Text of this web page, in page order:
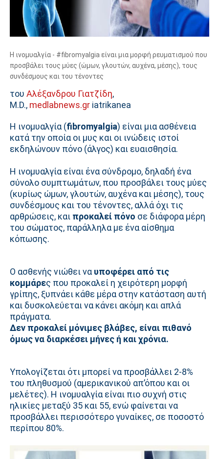
Η ινομυαλγία - #fibromyalgia είναι μια μορφή ρευματισμού που
προσβάλει τους μύες (ώμων, γλουτών, αυχένα, μέσης), τους
συνδέσμους και του τένοντες
του Aλέξανδρου Γιατζίδη,
Μ.D., medlabnews.gr iatrikanea
H ινομυαλγία (fibromyalgia) είναι μια ασθένεια
κατά την οποία οι μυς και οι ινώδεις ιστοί
εκδηλώνουν πόνο (άλγος) και ευαισθησία.
Η ινομυαλγία είναι ένα σύνδρομο, δηλαδή ένα
σύνολο συμπτωμάτων, που προσβάλει τους μύες
(κυρίως ώμων, γλουτών, αυχένα και μέσης), τους
συνδέσμους και του τένοντες, αλλά όχι τις
αρθρώσεις, και προκαλεί πόνο σε διάφορα μέρη
του σώματος, παράλληλα με ένα αίσθημα
κόπωσης.
Ο ασθενής νιώθει ναυποφέρει από τις
κομμάρες που προκαλεί η χειρότερη μορφή
γρίπης, ξυπνάει κάθε μέρα στην κατάσταση αυτή
και δυσκολεύεται να κάνει ακόμη και απλά
πράγματα.
Δεν προκαλεί μόνιμες βλάβες, είναι πιθανό
όμως να διαρκέσει μήνες ή και χρόνια.
Υπολογίζεται ότι μπορεί να προσβάλλει 2-8%
του πληθυσμού (αμερικανικού απ’όπου και οι
μελέτες). Η ινομυαλγία είναι πιο συχνή στις
ηλικίες μεταξύ 35 και 55, ενώ φαίνεται να
προσβάλλει περισσότερο γυναίκες, σε ποσοστό
περίπου 80%.